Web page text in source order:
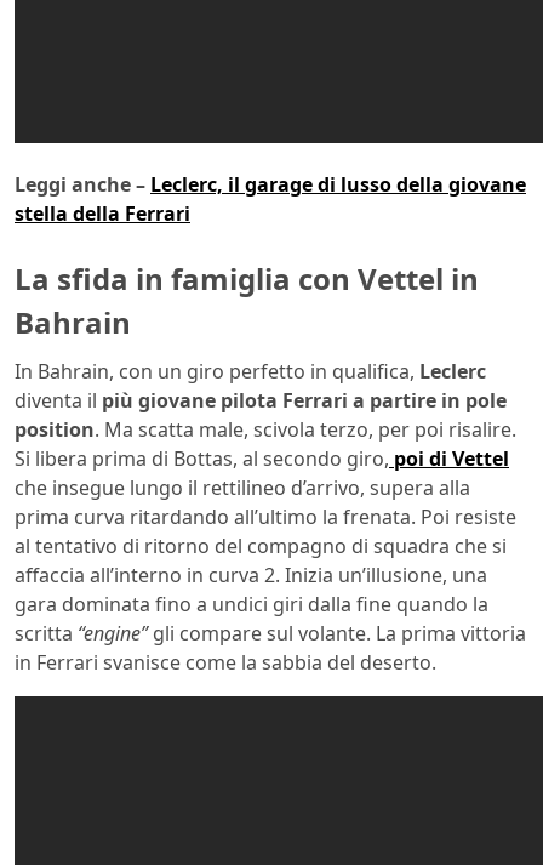
Leggi anche – Leclerc, il garage di lusso della giovane
stella della Ferrari
La sfida in famiglia con Vettel in
Bahrain
In Bahrain, con un giro perfetto in qualifica, Leclerc
diventa il più giovane pilota Ferrari a partire in pole
position. Ma scatta male, scivola terzo, per poi risalire.
Si libera prima di Bottas, al secondo giro, poi di Vettel
che insegue lungo il rettilineo d’arrivo, supera alla
prima curva ritardando all’ultimo la frenata. Poi resiste
al tentativo di ritorno del compagno di squadra che si
affaccia all’interno in curva 2. Inizia un’illusione, una
gara dominata fino a undici giri dalla fine quando la
scritta “engine”gli compare sul volante. La prima vittoria
in Ferrari svanisce come la sabbia del deserto.